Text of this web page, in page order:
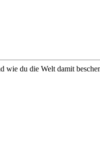
wie du die Welt damit